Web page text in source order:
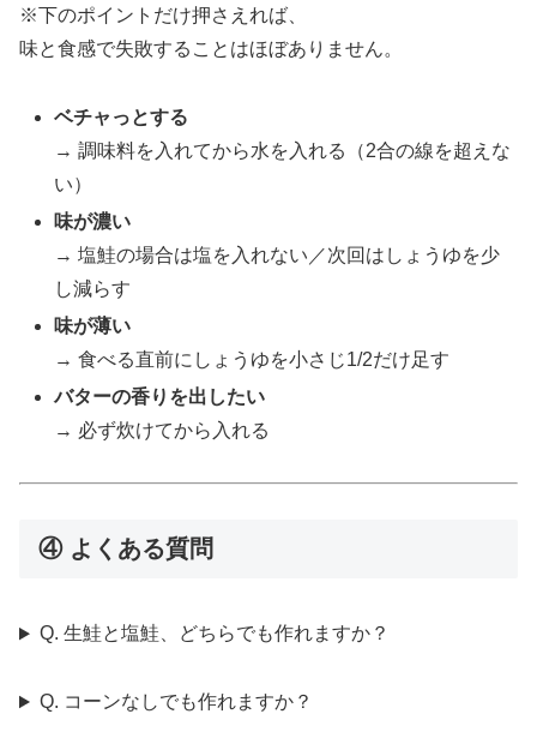
※下のポイントだけ押さえれば、
味と食感で失敗することはほぼありません。
ベチャっとする
→ 調味料を入れてから水を入れる（2合の線を超えな
い）
味が濃い
→ 塩鮭の場合は塩を入れない／次回はしょうゆを少
し減らす
味が薄い
→ 食べる直前にしょうゆを小さじ1/2だけ足す
バターの香りを出したい
→ 必ず炊けてから入れる
④ よくある質問
Q. 生鮭と塩鮭、どちらでも作れますか？
Q. コーンなしでも作れますか？